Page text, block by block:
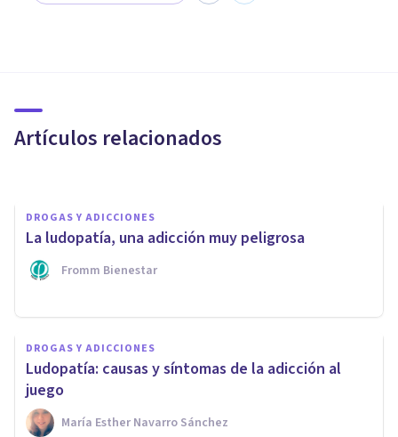
Artículos relacionados
tabaco
DROGAS Y ADICCIONES
La ludopatía, una adicción muy peligrosa
Fromm Bienestar
DROGAS Y ADICCIONES
Ludopatía: causas y síntomas de la adicción al
juego
María Esther Navarro Sánchez
DROGAS Y ADICCIONES
¿Existe la adicción a la cafeína?
Erin Sánchez